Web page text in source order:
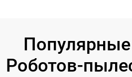
Роботов-